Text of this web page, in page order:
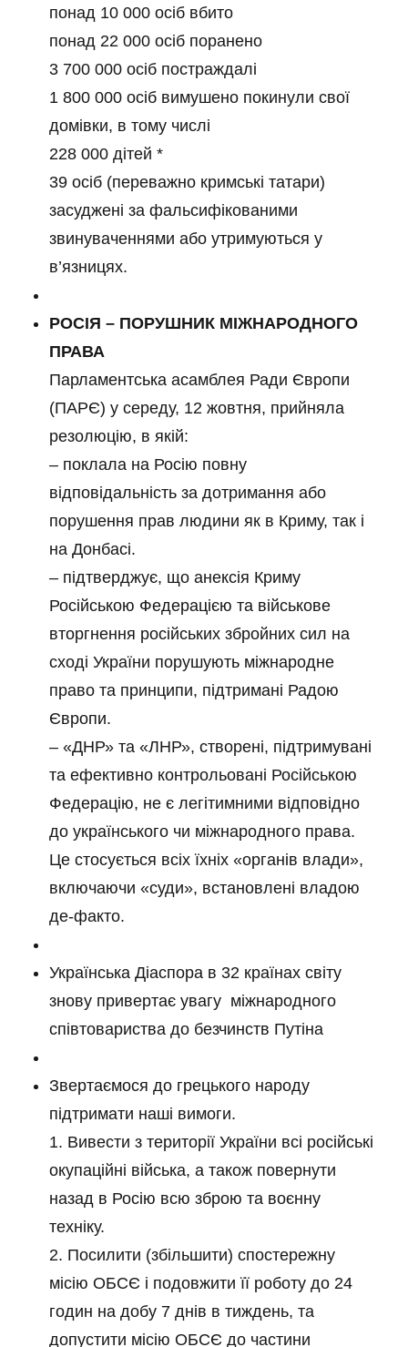
понад 10 000 осіб вбито
понад 22 000 осіб поранено
3 700 000 осіб постраждалі
1 800 000 осіб вимушено покинули свої
домівки, в тому числі
228 000 дітей *
39 осіб (переважно кримські татари)
засуджені за фальсифікованими
звинуваченнями або утримуються у
в’язницях.
РОСІЯ – ПОРУШНИК МІЖНАРОДНОГО
ПРАВА
Парламентська асамблея Ради Європи
(ПАРЄ) у середу, 12 жовтня, прийняла
резолюцію, в якій:
– поклала на Росію повну
відповідальність за дотримання або
порушення прав людини як в Криму, так і
на Донбасі.
– підтверджує, що анексія Криму
Російською Федерацією та військове
вторгнення російських збройних сил на
сході України порушують міжнародне
право та принципи, підтримані Радою
Європи.
– «ДНР» та «ЛНР», створені, підтримувані
та ефективно контрольовані Російською
Федерацію, не є легітимними відповідно
до українського чи міжнародного права.
Це стосується всіх їхніх «органів влади»,
включаючи «суди», встановлені владою
де-факто.
Українська Діаспора в 32 країнах світу
знову привертає увагу міжнародного
співтовариства до безчинств Путіна
Звертаємося до грецького народу
підтримати наші вимоги.
1. Вивести з території України всі російські
окупаційні війська, а також повернути
назад в Росію всю зброю та воєнну
техніку.
2. Посилити (збільшити) спостережну
місію ОБСЄ і подовжити її роботу до 24
годин на добу 7 днів в тиждень, та
допустити місію ОБСЄ до частини